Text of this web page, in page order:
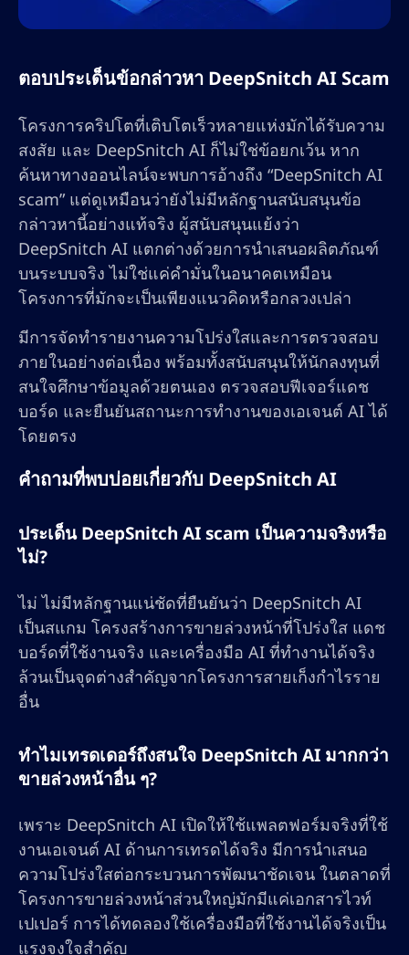
ตอบประเด็นข้อกล่าวหา DeepSnitch AI Scam
โครงการคริปโตที่เติบโตเร็วหลายแห่งมักได้รับความ
สงสัย และ DeepSnitch AI ก็ไม่ใช่ข้อยกเว้น หาก
ค้นหาทางออนไลน์จะพบการอ้างถึง “DeepSnitch AI
scam” แต่ดูเหมือนว่ายังไม่มีหลักฐานสนับสนุนข้อ
กล่าวหานี้อย่างแท้จริง ผู้สนับสนุนแย้งว่า
DeepSnitch AI แตกต่างด้วยการนำเสนอผลิตภัณฑ์
บนระบบจริง ไม่ใช่แค่คำมั่นในอนาคตเหมือน
โครงการที่มักจะเป็นเพียงแนวคิดหรือกลวงเปล่า
มีการจัดทำรายงานความโปร่งใสและการตรวจสอบ
ภายในอย่างต่อเนื่อง พร้อมทั้งสนับสนุนให้นักลงทุนที่
สนใจศึกษาข้อมูลด้วยตนเอง ตรวจสอบฟีเจอร์แดช
บอร์ด และยืนยันสถานะการทำงานของเอเจนต์ AI ได้
โดยตรง
คำถามที่พบบ่อยเกี่ยวกับ DeepSnitch AI
ประเด็น DeepSnitch AI scam เป็นความจริงหรือ
ไม่?
ไม่ ไม่มีหลักฐานแน่ชัดที่ยืนยันว่า DeepSnitch AI
เป็นสแกม โครงสร้างการขายล่วงหน้าที่โปร่งใส แดช
บอร์ดที่ใช้งานจริง และเครื่องมือ AI ที่ทำงานได้จริง
ล้วนเป็นจุดต่างสำคัญจากโครงการสายเก็งกำไรราย
อื่น
ทำไมเทรดเดอร์ถึงสนใจ DeepSnitch AI มากกว่า
ขายล่วงหน้าอื่น ๆ?
เพราะ DeepSnitch AI เปิดให้ใช้แพลตฟอร์มจริงที่ใช้
งานเอเจนต์ AI ด้านการเทรดได้จริง มีการนำเสนอ
ความโปร่งใสต่อกระบวนการพัฒนาชัดเจน ในตลาดที่
โครงการขายล่วงหน้าส่วนใหญ่มักมีแค่เอกสารไวท์
เปเปอร์ การได้ทดลองใช้เครื่องมือที่ใช้งานได้จริงเป็น
แรงจูงใจสำคัญ